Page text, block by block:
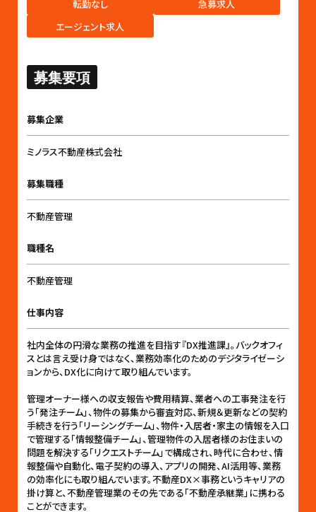
転勤なし
急募求人
エージェント求人
募集要項
募集企業
ミノラス不動産株式会社
募集職種
不動産管理
職種名
不動産管理
仕事内容
社内全体の円滑な業務の推進を目指す『DX推進課』。バックオフィ
スとは言え受け身ではなく、業務効率化のためのデジタライゼーシ
ョンから、DX化に向けて取り組んでいます。
管理オーナー様への収支報告や費用精算、業者への工事発注を行
う「発注チーム」、物件の募集から審査対応、新規＆更新などの契約
手続きを行う「リーシングチーム」、物件・入居者・家主の情報を入口
で管理する「情報整備チーム」、管理物件の入居者様のお住まいの
問題を解決する「リクエストチーム」で構成され、時代に合わせ、情
報整備や自動化、電子契約の導入、アプリの開発、AI活用等、業務
の効率化にも取り組んでいます。不動産DX×事務というキャリアの
掛け算と、不動産管理業のその先である「不動産承継業」に携わる
ことができます。